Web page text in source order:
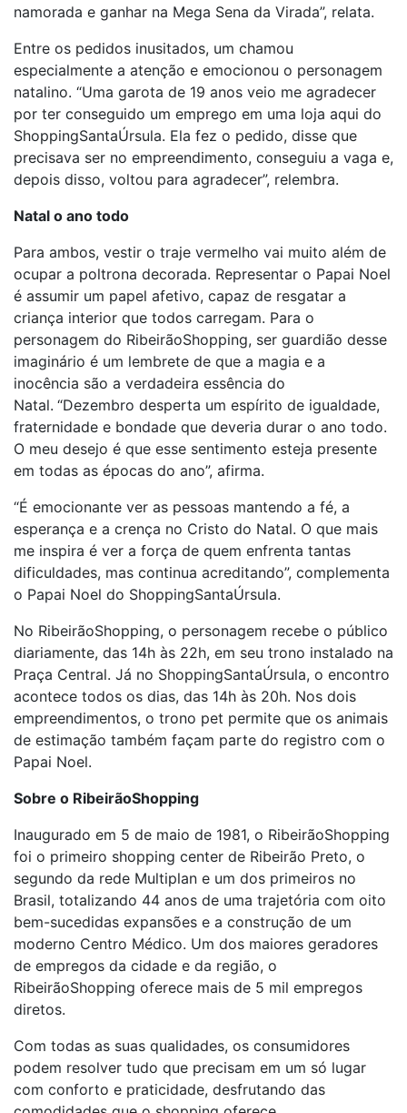
namorada e ganhar na Mega Sena da Virada”, relata.
Entre os pedidos inusitados, um chamou
especialmente a atenção e emocionou o personagem
natalino. “Uma garota de 19 anos veio me agradecer
por ter conseguido um emprego em uma loja aqui do
ShoppingSantaÚrsula. Ela fez o pedido, disse que
precisava ser no empreendimento, conseguiu a vaga e,
depois disso, voltou para agradecer”, relembra.
Natal o ano todo
Para ambos, vestir o traje vermelho vai muito além de
ocupar a poltrona decorada. Representar o Papai Noel
é assumir um papel afetivo, capaz de resgatar a
criança interior que todos carregam. Para o
personagem do RibeirãoShopping, ser guardião desse
imaginário é um lembrete de que a magia e a
inocência são a verdadeira essência do
Natal. “Dezembro desperta um espírito de igualdade,
fraternidade e bondade que deveria durar o ano todo.
O meu desejo é que esse sentimento esteja presente
em todas as épocas do ano”, afirma.
“É emocionante ver as pessoas mantendo a fé, a
esperança e a crença no Cristo do Natal. O que mais
me inspira é ver a força de quem enfrenta tantas
dificuldades, mas continua acreditando”, complementa
o Papai Noel do ShoppingSantaÚrsula.
No RibeirãoShopping, o personagem recebe o público
diariamente, das 14h às 22h, em seu trono instalado na
Praça Central. Já no ShoppingSantaÚrsula, o encontro
acontece todos os dias, das 14h às 20h. Nos dois
empreendimentos, o trono pet permite que os animais
de estimação também façam parte do registro com o
Papai Noel.
Sobre o RibeirãoShopping
Inaugurado em 5 de maio de 1981, o RibeirãoShopping
foi o primeiro shopping center de Ribeirão Preto, o
segundo da rede Multiplan e um dos primeiros no
Brasil, totalizando 44 anos de uma trajetória com oito
bem-sucedidas expansões e a construção de um
moderno Centro Médico. Um dos maiores geradores
de empregos da cidade e da região, o
RibeirãoShopping oferece mais de 5 mil empregos
diretos.
Com todas as suas qualidades, os consumidores
podem resolver tudo que precisam em um só lugar
com conforto e praticidade, desfrutando das